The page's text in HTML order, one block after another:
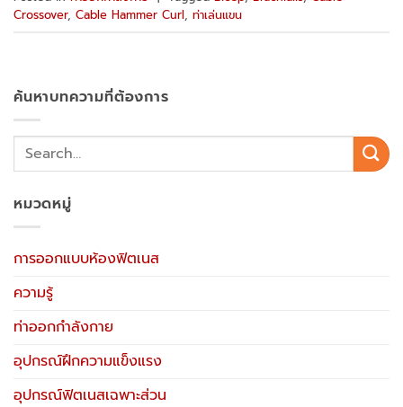
Crossover, Cable Hammer Curl, ท่าเล่นแขน
ค้นหาบทความที่ต้องการ
หมวดหมู่
การออกแบบห้องฟิตเนส
ความรู้
ท่าออกกำลังกาย
อุปกรณ์ฝึกความแข็งแรง
อุปกรณ์ฟิตเนสเฉพาะส่วน